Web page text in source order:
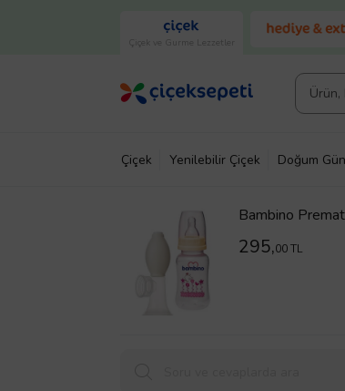
Çiçek ve Gurme Lezzetler
Çiçek Yenilebilir Çiçek Doğum
Bambino
295,00 TL